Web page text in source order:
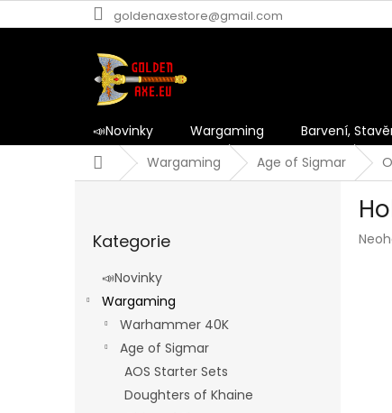
na
goldenaxestore@gmail.com
📣Novinky Wargaming Barvení,
DomůWargaming Age of Sigmar
kategorie
Kategorie
📣Novinky
Wargaming
Warhammer 40K
Age of Sigmar
AOS Starter Sets
Doughters of Khaine